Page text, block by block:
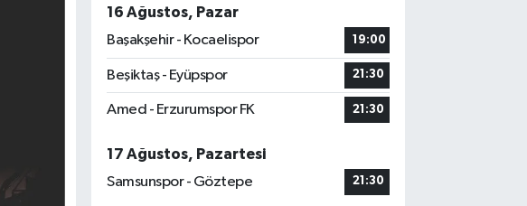
16 Ağustos, Pazar
Başakşehir - Kocaelispor
19:00
Beşiktaş - Eyüpspor 21:30
Amed - Erzurumspor FK 21:30
17 Ağustos, Pazartesi
Samsunspor - Göztepe
21:30